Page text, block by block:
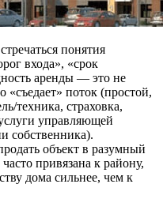
понятия
входа», «срок
аренды — это не
«съедает» поток (простой,
техника, страховка,
управляющей
собственника).
объект в разумный
привязана к району,
дома сильнее, чем к